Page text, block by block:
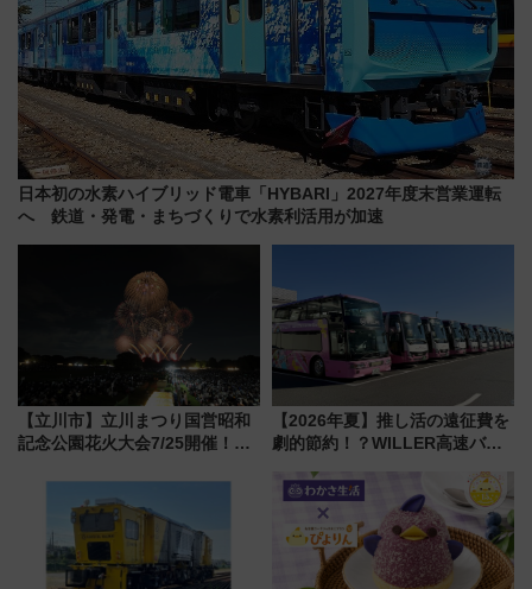
日本初の水素ハイブリッド電車「HYBARI」2027年度末営業運転
へ 鉄道・発電・まちづくりで水素利活用が加速
【立川市】立川まつり国営昭和
記念公園花火大会7/25開催！
【2026年夏】推し活の遠征費を
劇的節約！？WILLER高速バス
温泉の最強ルート 予約期間・
対象路線まとめ